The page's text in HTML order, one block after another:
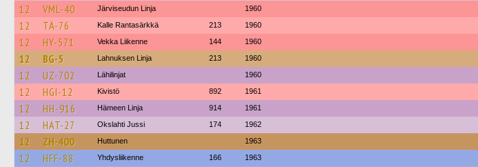
12 VML-40 Järviseudun Linja 1960
12 TÄ-76 Kalle Rantasärkkä 213 1960
12 HY-571 Vekka Liikenne 144 1960
12 BG-5 Lahnuksen Linja 213 1960
12 UZ-702 Lähilinjat 1960
12 HGI-12 Kivistö 892 1961
12 HH-916 Hämeen Linja 914 1961
12 HAT-27 Okslahti Jussi 174 1962
12 ZH-400 Huttunen 1963
12 HFF-88 Yhdysliikenne 166 1963